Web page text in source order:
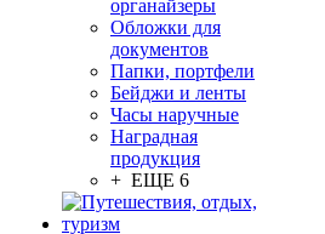
органайзеры
Обложки для
документов
Папки, портфели
Бейджи и ленты
Часы наручные
Наградная
продукция
+ ЕЩЕ 6